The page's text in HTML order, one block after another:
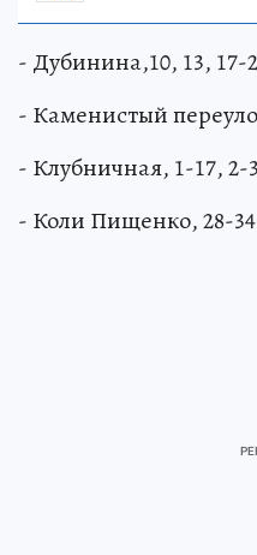
- Дубинина,10, 13, 17-
- Каменистый
- Клубничная, 1-17, 2-
- Коли Пищенко, 28-